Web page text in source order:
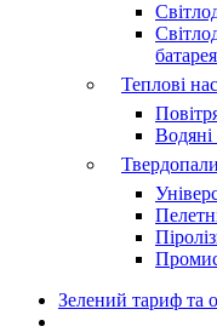
Теплові
Водяні
Зелений тариф та